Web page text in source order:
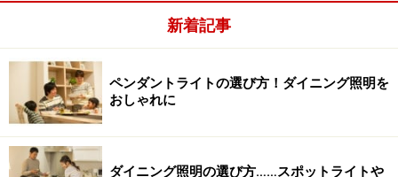
新着記事
ペンダントライトの選び方！ダイニング照明を
おしゃれに
ダイニング照明の選び方……スポットライトや